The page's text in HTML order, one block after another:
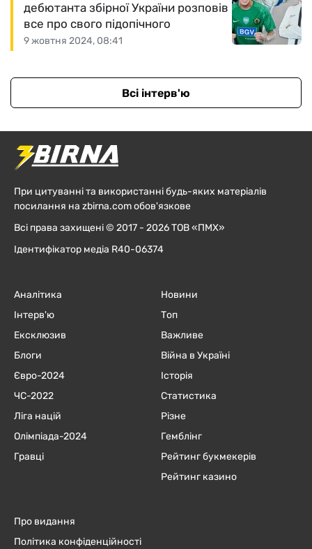
9 жовтня 2024, 08:41
дебютанта збірної України розповів
все про свого підопічного
Всі інтерв'ю
При цитуванні та використанні будь-яких матеріалів
посилання на zbirna.com обов'язкове
Всі права захищені © 2017 - 2026 ТОВ «ПМХ»
Ідентифікатор медіа R40-06374
Аналітика
Інтерв'ю
Ексклюзив
Блоги
Євро-2024
ЧC-2022
Ліга націй
Олімпіада-2024
Гравці
Новини
Топ
Важливе
Війна в Україні
Історія
Статистика
Різне
Гемблінг
Рейтинг букмекерів
Рейтинг казино
Про видання
Політика конфіденційності